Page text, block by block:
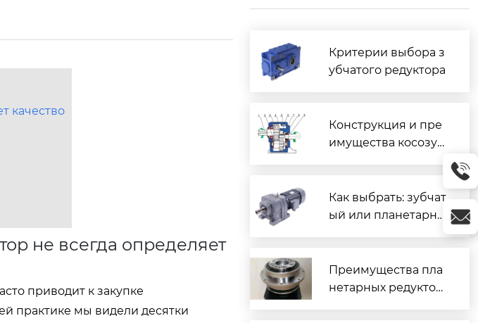
качество
не всегда определяет
приводит к закупке
практике мы видели десятки
Критерии выбора з
убчатого редуктора
Конструкция и пре
имущества косозуб
Как выбрать: зубчат
ый или планетарны
Преимущества пла
нетарных редуктор